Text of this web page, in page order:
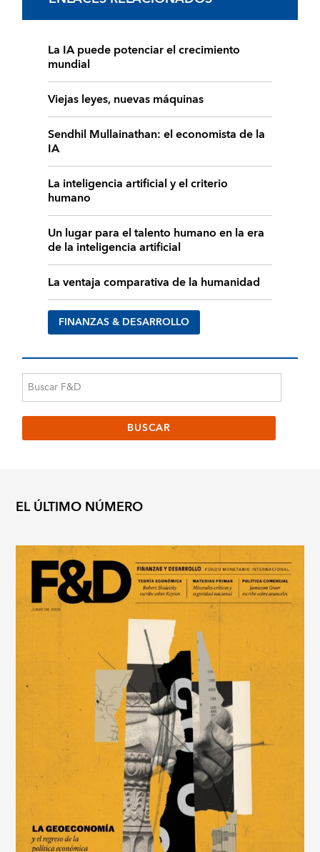
La IA puede potenciar el crecimiento
mundial
Viejas leyes, nuevas máquinas
Sendhil Mullainathan: el economista de la
IA
La inteligencia artificial y el criterio
humano
Un lugar para el talento humano en la era
de la inteligencia artificial
La ventaja comparativa de la humanidad
FINANZAS & DESARROLLO
EL ÚLTIMO NÚMERO